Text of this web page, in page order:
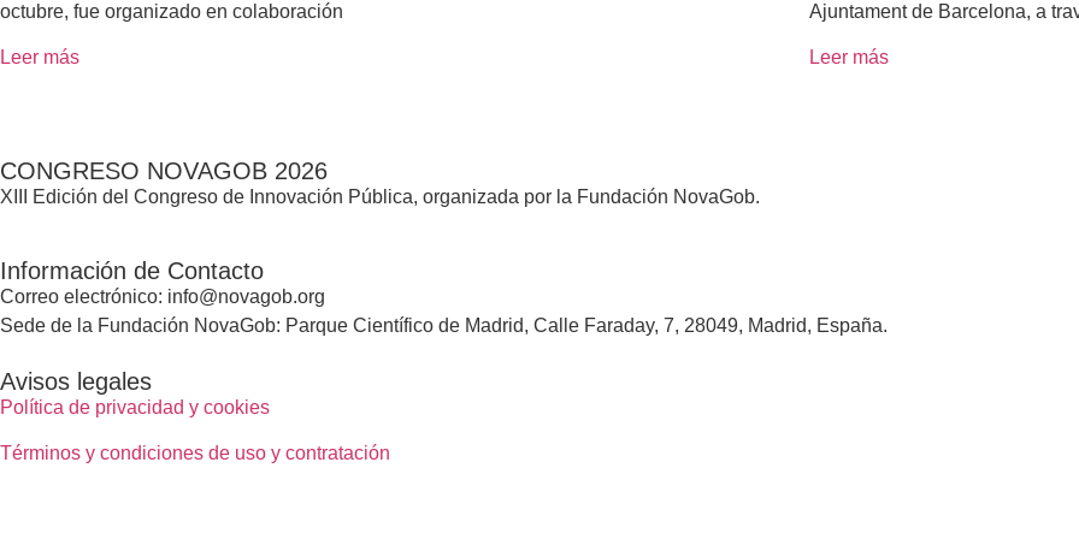
octubre, fue organizado en colaboración
Leer más
Ajuntament de Barcelona, a
Leer más
CONGRESO NOVAGOB 2026
XIII Edición del Congreso de Innovación Pública, organizada por la Fundación NovaGob.
Información de Contacto
Correo electrónico: info@novagob.org
Sede de la Fundación NovaGob: Parque Científico de Madrid, Calle Faraday, 7, 28049, Madrid, España.
Avisos legales
Política de privacidad y cookies
Términos y condiciones de uso y contratación